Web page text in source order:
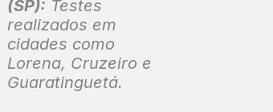
(SP): Testes
realizados em
cidades como
Lorena, Cruzeiro e
Guaratinguetá.